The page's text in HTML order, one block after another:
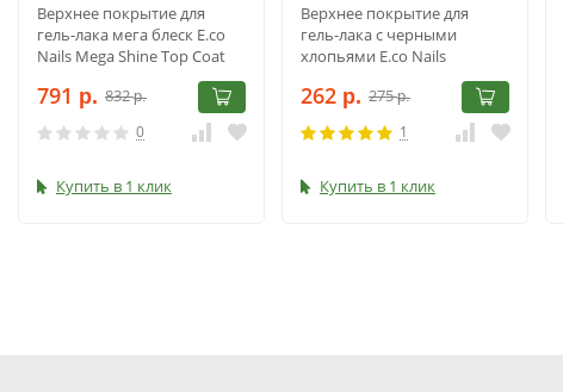
Верхнее покрытие для
гель-лака мега блеск E.co
Nails Mega Shine Top Coat
791 р. 832р.
0
Купить в 1 клик
Верхнее покрытие для
гель-лака с черными
хлопьями E.co Nails
Dalmatian Top Coat Black
Flakes, 10 мл
262 р. 275р.
1
Купить в 1 клик